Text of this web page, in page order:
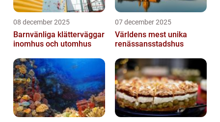
08 december 2025
Barnvänliga klätterväggar
inomhus och utomhus
07 december 2025
Världens mest unika
renässansstadshus